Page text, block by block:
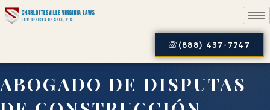
(888) 437-7747
ABOGADO DE DISPUTAS